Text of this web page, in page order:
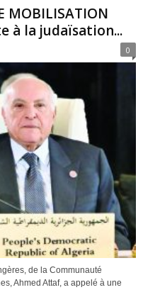
MOBILISATION
à la judaïsation...
0
de la Communauté
Ahmed Attaf, a appelé à une